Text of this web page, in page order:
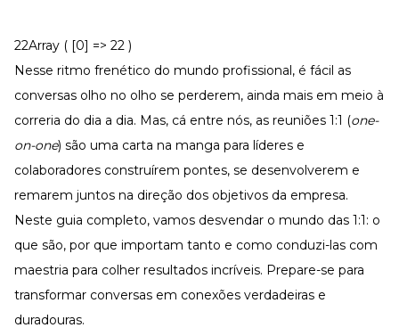
Recursos Humanos
Fortaleça a cultura organizacional
Treinamento de Produto
Materiais Gratuitos
Materiais Gratuitos
Todos os Materiais Gratuitos
Confira nossos materiais
Aprofunde seu conhecimento
Ferramentas e Templates
22Array ( [0] => 22 )
Nesse ritmo frenético do mundo profissional, é fácil as
conversas olho no olho se perderem, ainda mais em meio à
correria do dia a dia. Mas, cá entre nós, as reuniões 1:1 (one-
on-one) são uma carta na manga para líderes e
colaboradores construírem pontes, se desenvolverem e
remarem juntos na direção dos objetivos da empresa.
Neste guia completo, vamos desvendar o mundo das 1:1: o
que são, por que importam tanto e como conduzi-las com
maestria para colher resultados incríveis. Prepare-se para
transformar conversas em conexões verdadeiras e
duradouras.